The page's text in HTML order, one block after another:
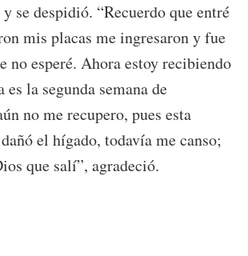
se despidió. “Recuerdo que entré
mis placas me ingresaron y fue
no esperé. Ahora estoy recibiendo
es la segunda semana de
no me recupero, pues esta
el hígado, todavía me canso;
que salí”, agradeció.